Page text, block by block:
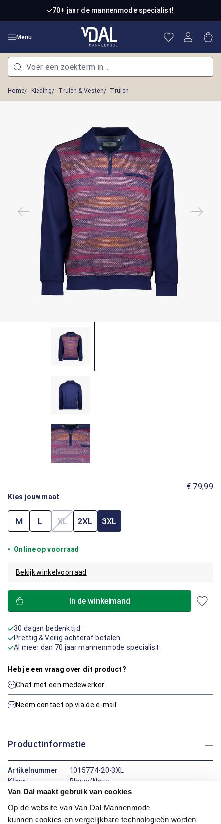
Van Dal maakt gebruik van cookies
Op de website van Van Dal Mannenmode
kunnen cookies en vergelijkbare technologieën worden
Ga naar de hoofdinhoud70+ jaar de mannenmode specialist!
Menu Je hebt 0
Home Kleding Truien & Vesten Truien
€ 79,99
Kies jouw maat
M L XL(Deze optie is momenteel niet beschikbaar.)
2XL 3XL
Online op voorraad
Bekijk winkelvoorraad
In de winkelmand
30 dagen bedenktijd
Prettig & Veilig achteraf betalen
Al meer dan 70 jaar mannenmode specialist
Heb je een vraag over dit product?
Chat met een medewerker
Neem contact op via de e-mail
Productinformatie
Artikelnummer
1015774-20-3XL
Kleur:
Blauw/Navy
Materiaal:
60% Katoen / 40% Polyester